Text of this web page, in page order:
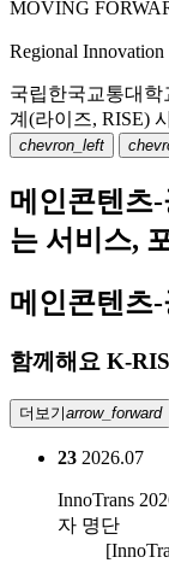
MOVING
Regional
국립한국교통대학
계(라이즈, RISE)
chevron_left
메인콘텐츠
는 서비스,
메인콘텐츠
함께해요 K-
더보기arrow_forward
23 2026.07
InnoTrans
자 명단